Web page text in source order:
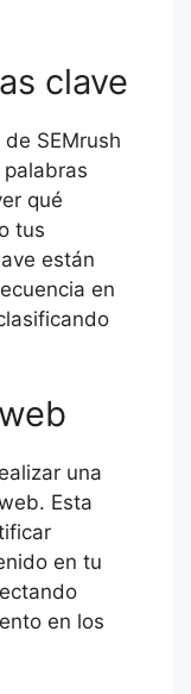
clave
SEMrush
qué
tus
están
en
una
Esta
en tu
en los